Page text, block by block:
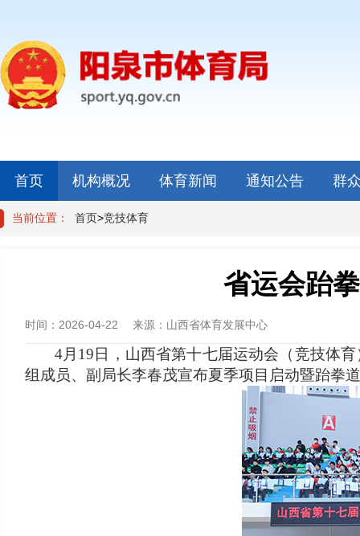
首页 机构概况 体育新闻 通知公告 群
当前位置： 首页>竞技体育
省运会跆
时间： 2026-04-22 来源： 山西省体育发展中心
4月19日，山西省第十七届运动会（竞技体
组成员、副局长李春茂宣布夏季项目启动暨跆拳